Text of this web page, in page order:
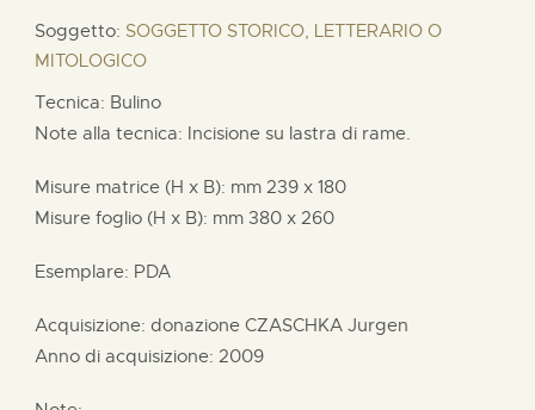
Soggetto: SOGGETTO STORICO, LETTERARIO O
MITOLOGICO
Tecnica: Bulino
Note alla tecnica: Incisione su lastra di rame.
Misure matrice (H x B): mm 239 x 180
Misure foglio (H x B): mm 380 x 260
Esemplare: PDA
Acquisizione: donazione CZASCHKA Jurgen
Anno di acquisizione: 2009